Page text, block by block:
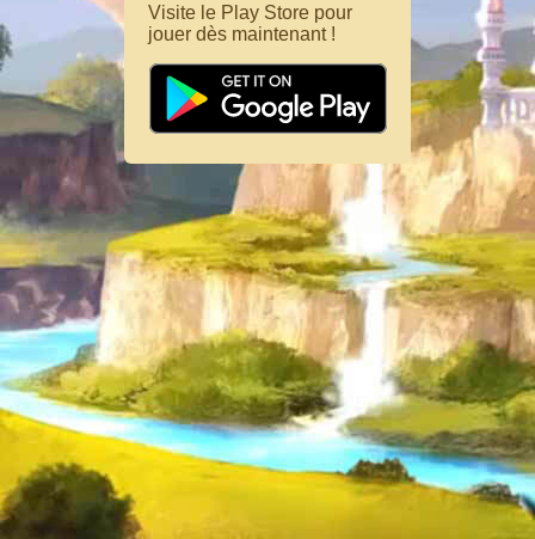
Visite le Play Store pour
jouer dès maintenant !